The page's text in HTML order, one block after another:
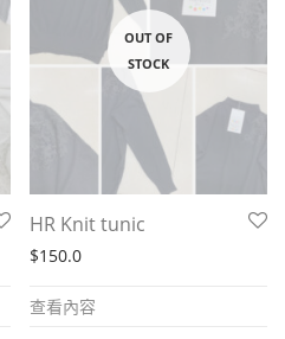
HR Knit tunic
$150.0
查看內容